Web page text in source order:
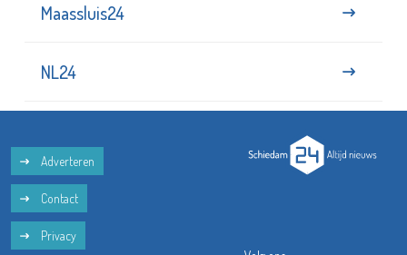
Maassluis24
NL24
Adverteren
Contact
Privacy